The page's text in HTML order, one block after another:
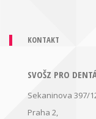
KONTAKT
SVOŠZ PRO
Sekaninova 397/
Praha 2,